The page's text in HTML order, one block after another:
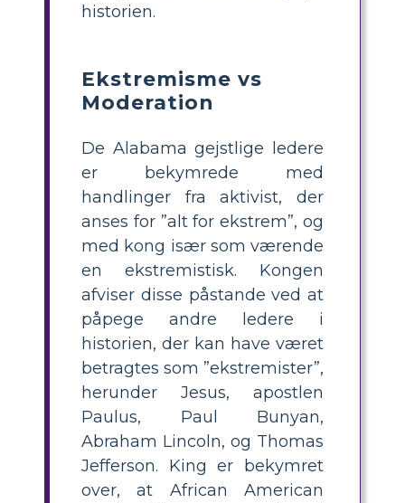
historien.
Ekstremisme vs
Moderation
De Alabama gejstlige ledere
er bekymrede med
handlinger fra aktivist, der
anses for ”alt for ekstrem”, og
med kong især som værende
en ekstremistisk. Kongen
afviser disse påstande ved at
påpege andre ledere i
historien, der kan have været
betragtes som ”ekstremister”,
herunder Jesus, apostlen
Paulus, Paul Bunyan,
Abraham Lincoln, og Thomas
Jefferson. King er bekymret
over, at African American